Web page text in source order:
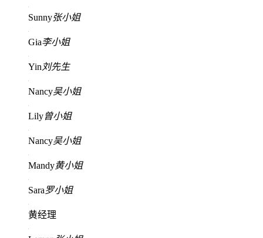
Sunny张小姐
Gia李小姐
Yin 刘先生
Nancy吴小姐
Lily曾小姐
Nancy吴小姐
Mandy黄小姐
Sara罗小姐
黄经理